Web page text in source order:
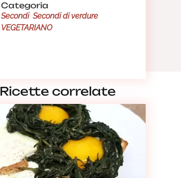
Categoria
Secondi Secondi di verdure
VEGETARIANO
Ricette correlate